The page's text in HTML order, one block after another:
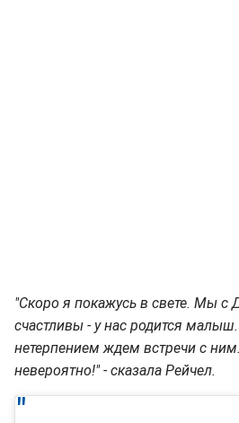
"Скоро я покажусь в свете. Мы с
счастливы - у нас родится
нетерпением ждем встречи с
невероятно!" - сказала Рейчел.